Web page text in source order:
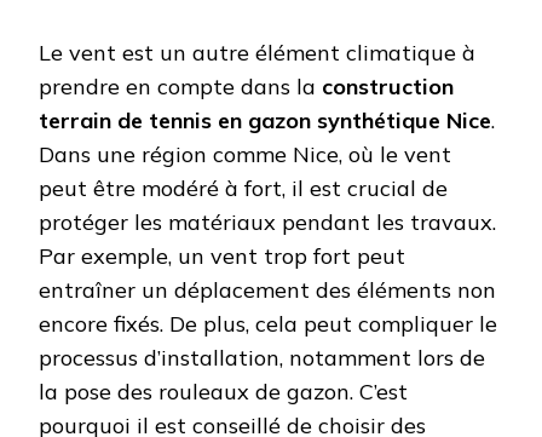
Le vent est un autre élément climatique à
prendre en compte dans la construction
terrain de tennis en gazon synthétique Nice.
Dans une région comme Nice, où le vent
peut être modéré à fort, il est crucial de
protéger les matériaux pendant les travaux.
Par exemple, un vent trop fort peut
entraîner un déplacement des éléments non
encore fixés. De plus, cela peut compliquer le
processus d’installation, notamment lors de
la pose des rouleaux de gazon. C’est
pourquoi il est conseillé de choisir des